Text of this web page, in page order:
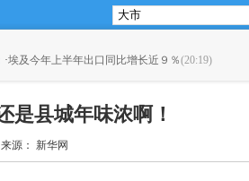
·埃及今年上半年出口同比增长近９％(20:19)
是县城年味浓啊！
来源： 新华网